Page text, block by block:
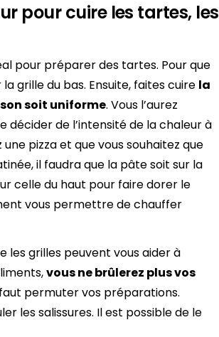
pour cuire les tartes, les
pour préparer des tartes. Pour que
grille du bas. Ensuite, faites cuire la
soit uniforme. Vous l’aurez
de l’intensité de la chaleur à
pizza et que vous souhaitez que
il faudra que la pâte soit sur la
celle du haut pour faire dorer le
vous permettre de chauffer
les grilles peuvent vous aider à
vous ne brûlerez plus vos
faut permuter vos préparations.
les salissures. Il est possible de le